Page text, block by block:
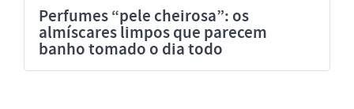
Perfumes “pele cheirosa”: os
almíscares limpos que parecem
banho tomado o dia todo